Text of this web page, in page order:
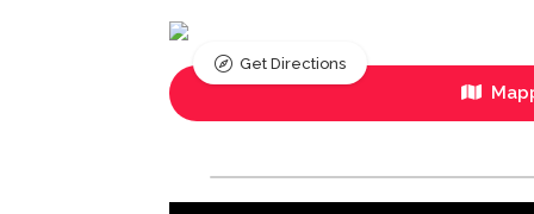
Get Directions